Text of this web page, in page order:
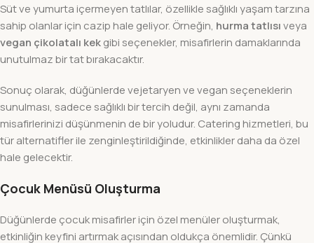
Süt ve yumurta içermeyen tatlılar, özellikle sağlıklı yaşam tarzına
sahip olanlar için cazip hale geliyor. Örneğin, hurma tatlısıveya
vegan çikolatalı kekgibi seçenekler, misafirlerin damaklarında
unutulmaz bir tat bırakacaktır.
Sonuç olarak, düğünlerde vejetaryen ve vegan seçeneklerin
sunulması, sadece sağlıklı bir tercih değil, aynı zamanda
misafirlerinizi düşünmenin de bir yoludur. Catering hizmetleri, bu
tür alternatifler ile zenginleştirildiğinde, etkinlikler daha da özel
hale gelecektir.
Çocuk Menüsü Oluşturma
Düğünlerde çocuk misafirler için özel menüler oluşturmak,
etkinliğin keyfini artırmak açısından oldukça önemlidir. Çünkü